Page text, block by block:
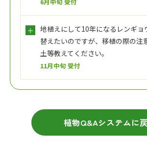
地植えにして10年になるレンギョ
替えたいのですが、移植の際の注
土等教えてください。
11月中旬 受付
植物Q&Aシステムに